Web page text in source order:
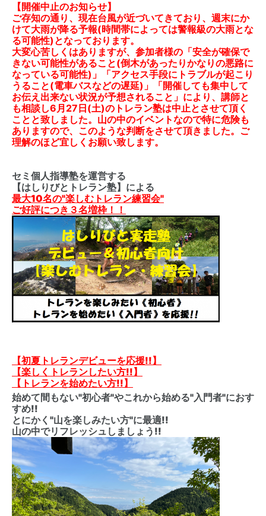
【開催中止のお知らせ】
ご存知の通り、現在台風が近づいてきており、週末にか
けて大雨が降る予報(時間帯によっては警報級の大雨とな
る可能性)となっております。
大変心苦しくはありますが、参加者様の「安全が確保で
きない可能性があること(倒木があったりかなりの悪路に
なっている可能性)」「アクセス手段にトラブルが起こり
うること(電車バスなどの遅延)」「開催しても集中して
お伝え出来ない状況が予想されること」により、講師と
も相談し6月27日(土)のトレラン塾は中止とさせて頂く
ことと致しました。山の中のイベントなので特に危険も
ありますので、このような判断をさせて頂きました。ご
理解のほど宜しくお願い致します。
セミ個人指導塾を運営する
【はしりびとトレラン塾】による
最大10名の"楽しむトレラン練習会"
ご好評につき３名増枠！！
【初夏トレランデビューを応援!!】
【楽しくトレランしたい方!!】
【トレランを始めたい方!!】
始めて間もない"初心者"やこれから始める"入門者"におす
すめ!!
とにかく"山を楽しみたい方"に最適!!
山の中でリフレッシュしましょう!!